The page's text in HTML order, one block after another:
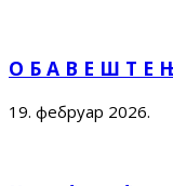
О Б А В Е Ш Т Е
19. фебруар 2026.